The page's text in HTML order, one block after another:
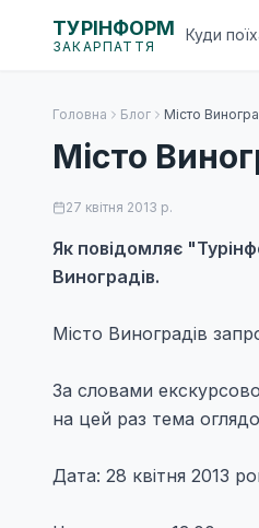
ТУРІНФОРМ
ЗАКАРПАТТЯ
Куди
Головна Блог Місто
Місто
27 квітня 2013 р.
Як повідомляє
Виноградів.
Місто Виноградів
За словами
на цей раз тема
Дата: 28 квітня 2013